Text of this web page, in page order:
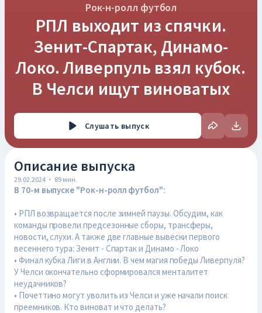
Рок-н-ролл футбол
РПЛ выходит из спячки.
Зенит-Спартак, Динамо-
Локо. Ливерпуль взял кубок.
В Челси ищут виноватых
Слушать выпуск
Описание выпуска
29.02.2024 · 89 мин.
В 70-м выпуске "Рок-н-ролл футбол":
• РПЛ возвращается после зимней паузы. Обсудим, как
команды провели предсезонные сборы, трансферы,
новости, слухи. А также две главные вывески первого
весеннего тура: Зенит - Спартак и Динамо - Локо
• Финал кубка Лиги в Англии. В чем магия победы Ливерпуля?
У Челси окончательно сформировался менталитет
неудачников?
• Почеттино могут уволить из Челси и уже начали поиск
преемников. Кто виноват и что делать?